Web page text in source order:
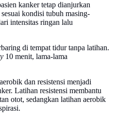
kanker tetap dianjurkan
kondisi tubuh masing-
intensitas ringan lalu
di tempat tidur tanpa latihan.
10 menit, lama-lama
dan resistensi menjadi
Latihan resistensi membantu
otot, sedangkan latihan aerobik